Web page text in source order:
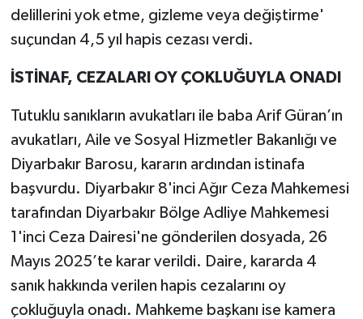
delillerini yok etme, gizleme veya değiştirme'
suçundan 4,5 yıl hapis cezası verdi.
İSTİNAF, CEZALARI OY ÇOKLUĞUYLA ONADI
Tutuklu sanıkların avukatları ile baba Arif Güran’ın
avukatları, Aile ve Sosyal Hizmetler Bakanlığı ve
Diyarbakır Barosu, kararın ardından istinafa
başvurdu. Diyarbakır 8'inci Ağır Ceza Mahkemesi
tarafından Diyarbakır Bölge Adliye Mahkemesi
1'inci Ceza Dairesi'ne gönderilen dosyada, 26
Mayıs 2025’te karar verildi. Daire, kararda 4
sanık hakkında verilen hapis cezalarını oy
çokluğuyla onadı. Mahkeme başkanı ise kamera